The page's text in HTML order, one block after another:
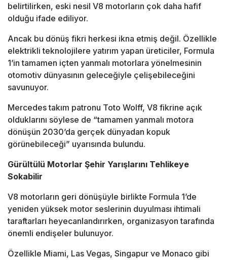
belirtilirken, eski nesil V8 motorların çok daha hafif
olduğu ifade ediliyor.
Ancak bu dönüş fikri herkesi ikna etmiş değil. Özellikle
elektrikli teknolojilere yatırım yapan üreticiler, Formula
1’in tamamen içten yanmalı motorlara yönelmesinin
otomotiv dünyasının geleceğiyle çelişebileceğini
savunuyor.
Mercedes takım patronu Toto Wolff, V8 fikrine açık
olduklarını söylese de “tamamen yanmalı motora
dönüşün 2030’da gerçek dünyadan kopuk
görünebileceği” uyarısında bulundu.
Gürültülü Motorlar Şehir Yarışlarını Tehlikeye
Sokabilir
V8 motorların geri dönüşüyle birlikte Formula 1’de
yeniden yüksek motor seslerinin duyulması ihtimali
taraftarları heyecanlandırırken, organizasyon tarafında
önemli endişeler bulunuyor.
Özellikle Miami, Las Vegas, Singapur ve Monaco gibi